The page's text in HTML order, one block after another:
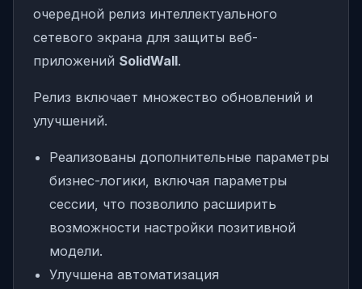
очередной релиз интеллектуального
сетевого экрана для защиты веб-
приложений SolidWall.
Релиз включает множество обновлений и
улучшений.
Реализованы дополнительные параметры
бизнес-логики, включая параметры
сессии, что позволило расширить
возможности настройки позитивной
модели.
Улучшена автоматизация